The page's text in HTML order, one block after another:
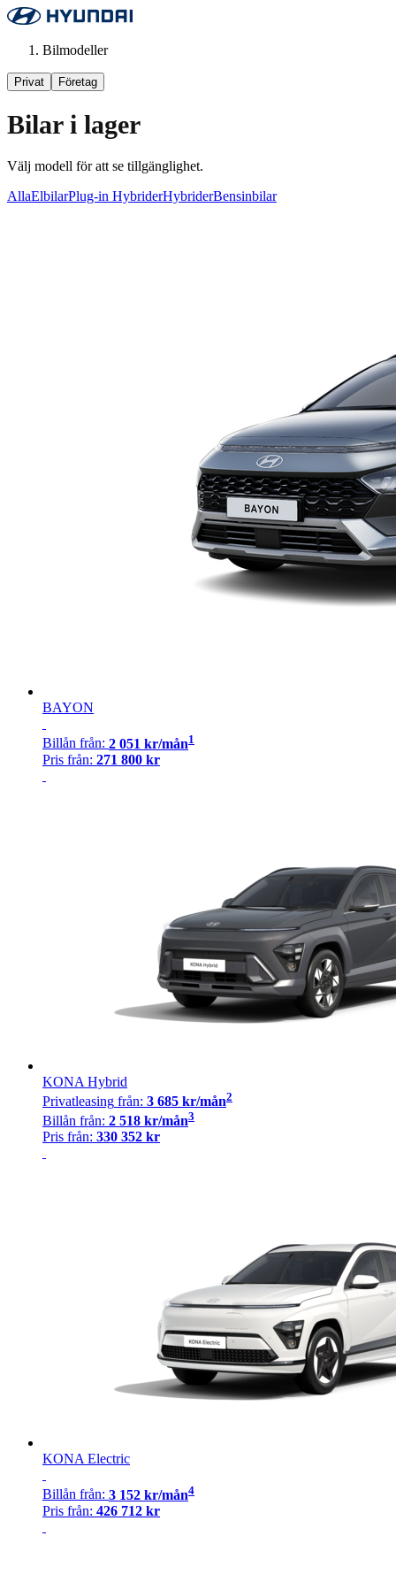
Bilmodeller
Privat Företag
Bilar i lager
Välj modell för att se tillgänglighet.
AllaElbilarPlug-in HybriderHybriderBensinbilar
BAYON
Billån från: 2 051 kr/mån1
Pris från: 271 800 kr
KONA Hybrid
Privatleasing från: 3 685 kr/mån2
Billån från: 2 518 kr/mån3
Pris från: 330 352 kr
KONA Electric
Billån från: 3 152 kr/mån4
Pris från: 426 712 kr